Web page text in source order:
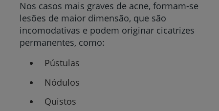
Nos casos mais graves de acne, formam-se
lesões de maior dimensão, que são
incomodativas e podem originar cicatrizes
permanentes, como:
Pústulas
Nódulos
Quistos